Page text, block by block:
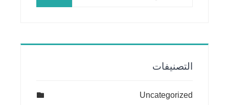
التصنيفات
Uncategorized